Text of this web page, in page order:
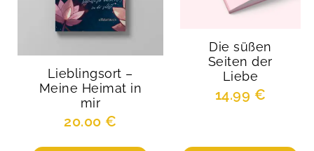
Lieblingsort –
Meine Heimat in
mir
20.00 €
Die süßen
Seiten der
Liebe
14.99 €